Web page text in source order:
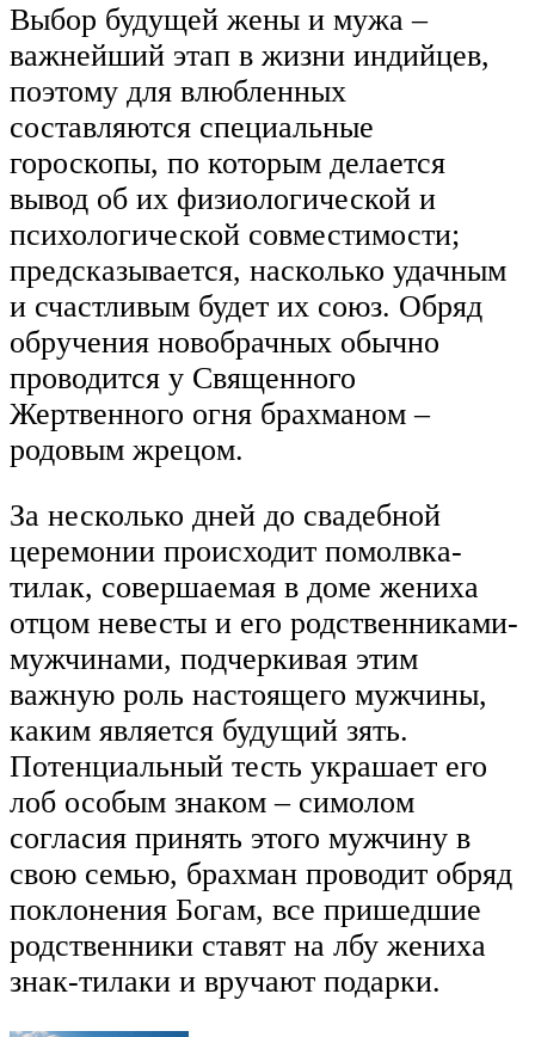
Выбор будущей жены и мужа –
важнейший этап в жизни индийцев,
поэтому для влюбленных
составляются специальные
гороскопы, по которым делается
вывод об их физиологической и
психологической совместимости;
предсказывается, насколько удачным
и счастливым будет их союз. Обряд
обручения новобрачных обычно
проводится у Священного
Жертвенного огня брахманом –
родовым жрецом.
За несколько дней до свадебной
церемонии происходит помолвка-
тилак, совершаемая в доме жениха
отцом невесты и его родственниками-
мужчинами, подчеркивая этим
важную роль настоящего мужчины,
каким является будущий зять.
Потенциальный тесть украшает его
лоб особым знаком – симолом
согласия принять этого мужчину в
свою семью, брахман проводит обряд
поклонения Богам, все пришедшие
родственники ставят на лбу жениха
знак-тилаки и вручают подарки.